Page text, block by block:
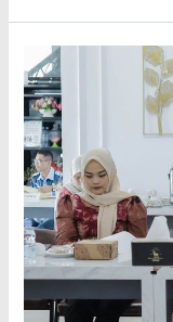
DPRD
Kalsel
Dorong
CSR
dan
Reklamasi
Tambang
Lebih
Tepat
Sasaran